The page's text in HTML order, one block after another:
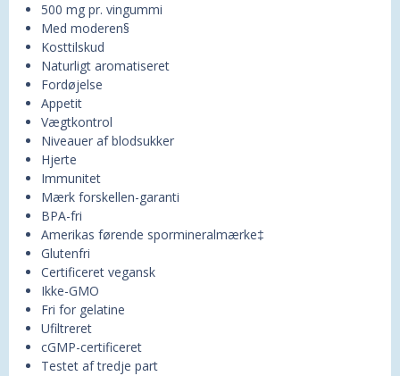
500 mg pr. vingummi
Med moderen§
Kosttilskud
Naturligt aromatiseret
Fordøjelse
Appetit
Vægtkontrol
Niveauer af blodsukker
Hjerte
Immunitet
Mærk forskellen-garanti
BPA-fri
Amerikas førende spormineralmærke‡
Glutenfri
Certificeret vegansk
Ikke-GMO
Fri for gelatine
Ufiltreret
cGMP-certificeret
Testet af tredje part